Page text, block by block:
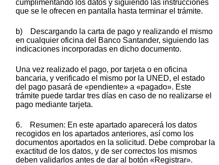
cumplimentando los datos y siguiendo las instrucciones
que se le ofrecen en pantalla hasta terminar el trámite.
b) Descargando la carta de pago y realizando el mismo
en cualquier oficina del Banco Santander, siguiendo las
indicaciones incorporadas en dicho documento.
Una vez realizado el pago, por tarjeta o en oficina
bancaria, y verificado el mismo por la UNED, el estado
del pago pasará de «pendiente» a «pagado». Este
trámite puede tardar tres días en caso de no realizarse el
pago mediante tarjeta.
6. Resumen: En este apartado aparecerá los datos
recogidos en los apartados anteriores, así como los
documentos aportados en la solicitud. Debe comprobar la
exactitud de los datos, y de ser correctos los mismos
deben validarlos antes de dar al botón «Registrar».